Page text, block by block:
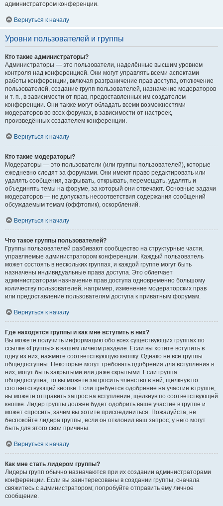
администратором конференции.
Вернуться к началу
Уровни пользователей и группы
Кто такие администраторы?
Администраторы — это пользователи, наделённые высшим уровнем
контроля над конференцией. Они могут управлять всеми аспектами
работы конференции, включая разграничение прав доступа, отключение
пользователей, создание групп пользователей, назначение модераторов
и т. п., в зависимости от прав, предоставленных им создателем
конференции. Они также могут обладать всеми возможностями
модераторов во всех форумах, в зависимости от настроек,
произведённых создателем конференции.
Вернуться к началу
Кто такие модераторы?
Модераторы — это пользователи (или группы пользователей), которые
ежедневно следят за форумами. Они имеют право редактировать или
удалять сообщения, закрывать, открывать, перемещать, удалять и
объединять темы на форуме, за который они отвечают. Основные задачи
модераторов — не допускать несоответствия содержания сообщений
обсуждаемым темам (оффтопик), оскорблений.
Вернуться к началу
Что такое группы пользователей?
Группы пользователей разбивают сообщество на структурные части,
управляемые администратором конференции. Каждый пользователь
может состоять в нескольких группах, и каждой группе могут быть
назначены индивидуальные права доступа. Это облегчает
администраторам назначение прав доступа одновременно большому
количеству пользователей, например, изменение модераторских прав
или предоставление пользователям доступа к приватным форумам.
Вернуться к началу
Где находятся группы и как мне вступить в них?
Вы можете получить информацию обо всех существующих группах по
ссылке «Группы» в вашем личном разделе. Если вы хотите вступить в
одну из них, нажмите соответствующую кнопку. Однако не все группы
общедоступны. Некоторые могут требовать одобрения для вступления в
них, могут быть закрытыми или даже скрытыми. Если группа
общедоступна, то вы можете запросить членство в ней, щёлкнув по
соответствующей кнопке. Если требуется одобрение на участие в группе,
вы можете отправить запрос на вступление, щёлкнув по соответствующей
кнопке. Лидер группы должен будет одобрить ваше участие в группе и
может спросить, зачем вы хотите присоединиться. Пожалуйста, не
беспокойте лидера группы, если он отклонил ваш запрос; у него могут
быть для этого свои причины.
Вернуться к началу
Как мне стать лидером группы?
Лидеры групп обычно назначаются при их создании администраторами
конференции. Если вы заинтересованы в создании группы, сначала
свяжитесь с администратором; попробуйте отправить ему личное
сообщение.